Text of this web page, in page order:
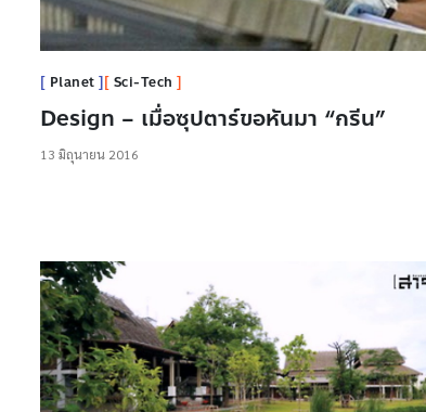
Planet Sci-Tech
Design – เมื่อซุปตาร์ขอหันมา “กรีน”
13 มิถุนายน 2016